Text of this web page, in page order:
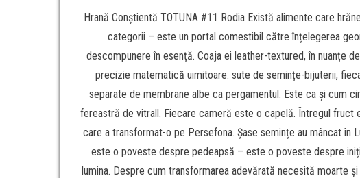
Hrană Conștientă TOTUNA #11 Rodia Există alimente care
categorii – este un portal comestibil către înțelegerea
descompunere în esență. Coaja ei leather-textured, în nuanțe
precizie matematică uimitoare: sute de semințe-bijuterii,
separate de membrane albe ca pergamentul. Este ca și cum
fereastră de vitrall. Fiecare cameră este o capelă. Întregul fruct
care a transformat-o pe Persefona. Șase semințe au mâncat în
este o poveste despre pedeapsă – este o poveste despre
lumina. Despre cum transformarea adevărată necesită moarte